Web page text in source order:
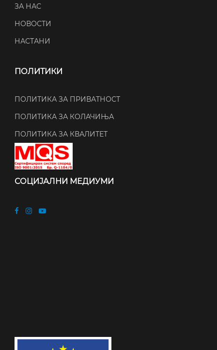
ЗА НАС
НОВОСТИ
НАСТАНИ
ПОЛИТИКИ
ПОЛИТИКА ЗА ПРИВАТНОСТ
ПОЛИТИКА ЗА КОЛАЧИЊА
ПОЛИТИКА ЗА КВАЛИТЕТ
СОЦИЈАЛНИ МЕДИУМИ